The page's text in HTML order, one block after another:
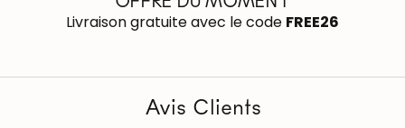
à 2 fois par an avec de l'huile de tung (abrasin) pour
protéger et hydrater le bois.
Livraison gratuite avec le code FREE26
Avis Clients